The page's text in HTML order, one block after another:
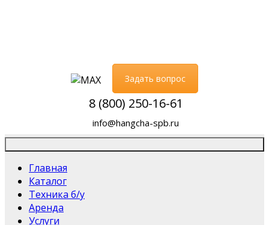
Задать вопрос
8 (800) 250-16-61
info@hangcha-spb.ru
Главная
Каталог
Техника б/у
Аренда
Услуги